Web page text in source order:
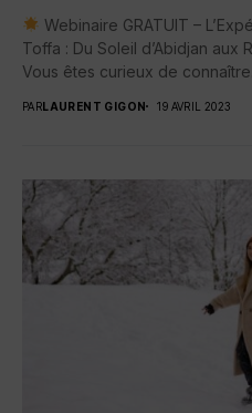
Webinaire GRATUIT –
Toffa : Du Soleil d’Abidjan aux
Vous êtes curieux de
PARLAURENT GIGON 19 AVRIL 2023